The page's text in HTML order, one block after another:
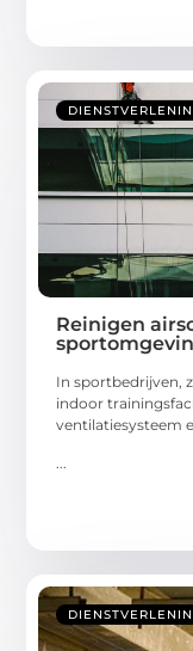
Reinigen
In sportbedrijven,
indoor
ventilatiesysteem
...